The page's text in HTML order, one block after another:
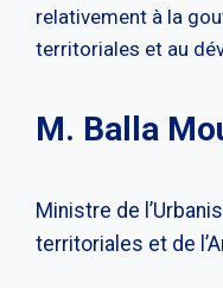
relativement à la
territoriales et au
M. Balla
Ministre de
territoriales et de